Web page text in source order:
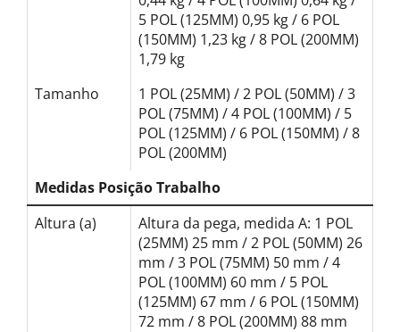
5 POL (125MM) 0,95 kg / 6 POL
(150MM) 1,23 kg / 8 POL (200MM)
1,79 kg
Tamanho
1 POL (25MM) / 2 POL (50MM) / 3
POL (75MM) / 4 POL (100MM) / 5
POL (125MM) / 6 POL (150MM) / 8
POL (200MM)
Medidas Posição Trabalho
Altura (a)
Altura da pega, medida A: 1 POL
(25MM) 25 mm / 2 POL (50MM) 26
mm / 3 POL (75MM) 50 mm / 4
POL (100MM) 60 mm / 5 POL
(125MM) 67 mm / 6 POL (150MM)
72 mm / 8 POL (200MM) 88 mm